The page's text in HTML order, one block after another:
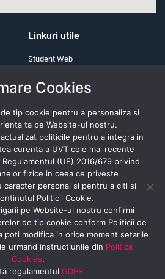
Linkuri utile
Student Web
Cookies
tip cookie pentru a personaliza si
ta pe Website-ul nostru.
politicile pentru a integra in
curenta a UVT cele mai recente
(UE) 2016/679 privind
fizice in ceea ce priveste
caracter personal si pentru a citi si
Politicii Cookie.
pe Website-ul nostru confirmi
de tip cookie conform Politicii de
poti modifica in orice moment setarile
urmand instructiunile din Politica
Cookies.
regulamentul GDPR